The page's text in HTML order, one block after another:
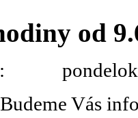
od
Vás